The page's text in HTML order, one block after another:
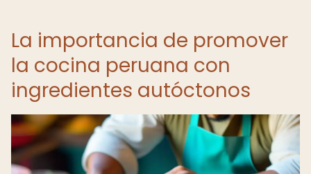
La importancia de promover
la cocina peruana con
ingredientes autóctonos